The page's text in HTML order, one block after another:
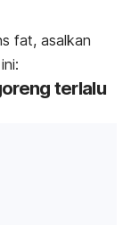
fat, asalkan
terlalu